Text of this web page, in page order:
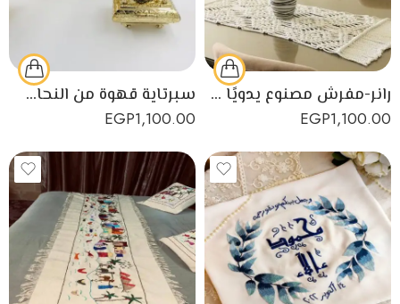
رانر-مفرش مصنوع يدويًا من خيوط المكرمية بتصميم فريد
EGP1,100.00
سبرتاية قهوة من النحاس الأصفر مصنوعة يدويًا
EGP1,100.00